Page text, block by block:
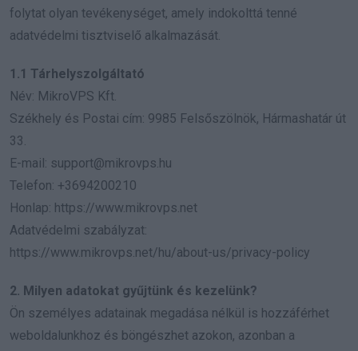
folytat olyan tevékenységet, amely indokolttá tenné
adatvédelmi tisztviselő alkalmazását.
1.1 Tárhelyszolgáltató
Név: MikroVPS Kft.
Székhely és Postai cím: 9985 Felsőszölnök, Hármashatár út
33.
E-mail: support@mikrovps.hu
Telefon: +3694200210
Honlap: https://www.mikrovps.net
Adatvédelmi szabályzat:
https://www.mikrovps.net/hu/about-us/privacy-policy
2. Milyen adatokat gyűjtünk és kezelünk?
Ön személyes adatainak megadása nélkül is hozzáférhet
weboldalunkhoz és böngészhet azokon, azonban a